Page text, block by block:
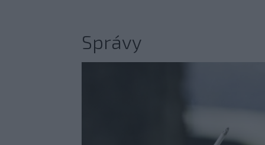
Správy